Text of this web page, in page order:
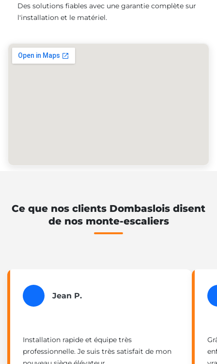
Des solutions fiables avec une garantie complète sur
l'installation et le matériel.
Ce que nos clients Dombaslois disent
de nos monte-escaliers
Jean P.
Installation rapide et équipe très
professionnelle. Je suis très satisfait de mon